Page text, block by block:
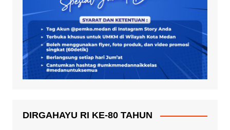
DIRGAHAYU RI KE-80 TAHUN